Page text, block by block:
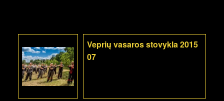
Veprių vasaros stovykla 2015
07